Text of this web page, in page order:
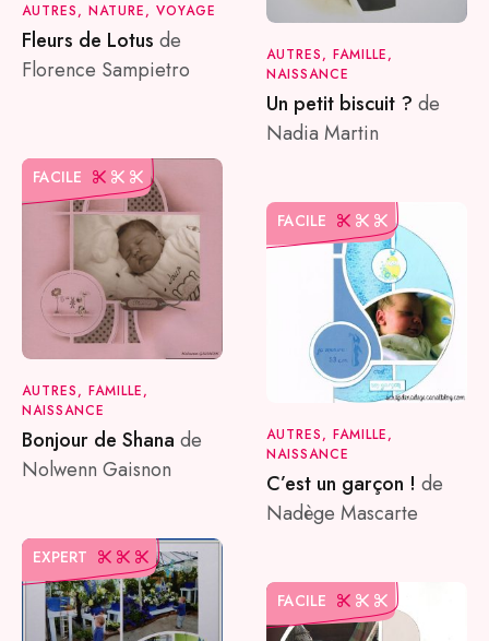
AUTRES, NATURE, VOYAGE
Fleurs de Lotus de
Florence Sampietro
AUTRES, FAMILLE,
NAISSANCE
Un petit biscuit ? de
Nadia Martin
FACILE
AUTRES, FAMILLE,
NAISSANCE
Bonjour de Shana de
Nolwenn Gaisnon
FACILE
AUTRES, FAMILLE,
NAISSANCE
C’est un garçon ! de
Nadège Mascarte
EXPERT
FACILE